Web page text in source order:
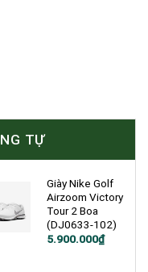
TỰ
Giày Nike Golf
Airzoom Victory
Tour 2 Boa
(DJ0633-102)
Giá
5.900.000₫
Giá